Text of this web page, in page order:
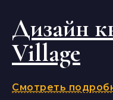
Дизайн
Village
Смотреть